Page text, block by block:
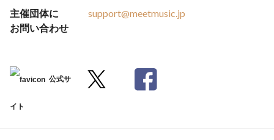
主催団体に
お問い合わせ
support@meetmusic.jp
公式サ
イト